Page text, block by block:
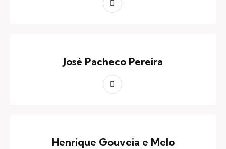
José Pacheco Pereira
Henrique Gouveia e Melo